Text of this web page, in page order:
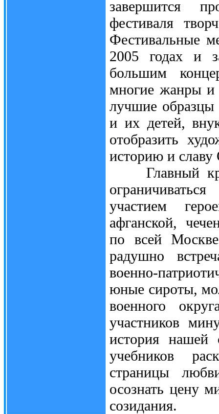
завершится
фестиваля
Фестивальные
2005 годах и
большим
многие жанры и
лучшие образцы
и их детей,
отобразить
историю и славу
Главный
участием
афганской,
по всей
радушно
военно-
юные сироты,
военного
участников
история нашей
учебников
страницы
осознать цену
созидания.